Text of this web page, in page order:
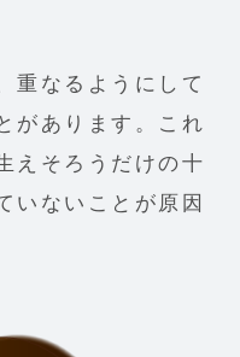
重なるようにして
があります。これ
えそろうだけの十
いないことが原因